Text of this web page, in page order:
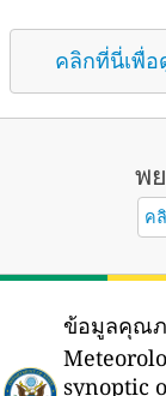
คลิกที่นี่เพื่อ
พ
ค
ข้อมูลคุณภ
synoptic